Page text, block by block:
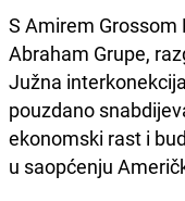
S Amirem Grossom
Abraham Grupe,
Južna
pouzdano
ekonomski rast i
u saopćenju